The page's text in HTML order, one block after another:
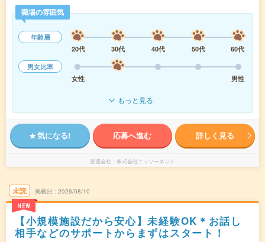
職場の雰囲気
年齢層
20代
30代 40代 50代
60代
男女比率
女性
男性
もっと見る
気になる! 応募へ進む 詳しく見る
派遣会社 株式会社ニッソーネット
未読
NEW
掲載日 2026/08/10
【小規模施設だから安心】未経験OK＊お話し
相手などのサポートからまずはスタート！